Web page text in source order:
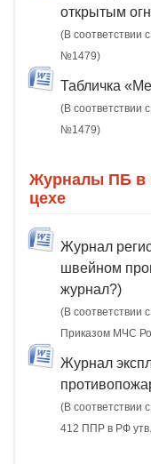
открытым
(В соответствии
№1479)
Табличка
(В соответствии
№1479)
Журналы ПБ в
цехе
Журнал
швейном
журнал?)
(В соответствии
Приказом МЧС
Журнал
(В соответствии
412 ППР в РФ